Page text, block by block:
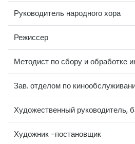
Руководитель народного хора
Режиссер
Методист по сбору и обработке
Зав. отделом по
Художественный руководитель,
Художник -постановщик